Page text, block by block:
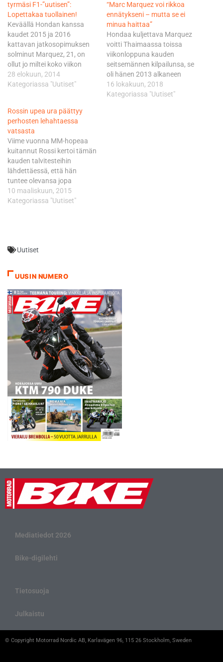
tyrmäsi F1-”uutisen”:
Lopettakaa tuollainen!
Keväällä Hondan kanssa
kaudet 2015 ja 2016
kattavan jatkosopimuksen
solminut Marquez, 21, on
ollut jo miltei koko viikon
brittimedian pyörityksessä.
Kysymyksiä on sadellut
viitaten Valentino Rossin
takavuosien vierailuun
Ferrarin ratissa. - Minulta
kysyttiin, haluanko kokeilla
F1-autoa. Vastasin, että
mikä ettei sitten joskus.…
28 elokuun, 2014
Kategoriassa "Uutiset"
“Marc Marquez voi rikkoa
ennätykseni – mutta se ei
minua haittaa”
Hondaa kuljettava Marquez
voitti Thaimaassa toissa
viikonloppuna kauden
seitsemännen kilpailunsa, se
oli hänen 2013 alkaneen
MotoGP-uransa 42. voitto.
Marquez on jo
16 lokakuun, 2018
Kategoriassa "Uutiset"
Rossin upea ura päättyy
perhosten lehahtaessa
vatsasta
Viime vuonna MM-hopeaa
kuitannut Rossi kertoi tämän
kauden talvitesteihin
lähdettäessä, että hän
tuntee olevansa jopa
paremmassa terässä kuin
koskaan aiemmin pitkällä
tässä vaiheessa ajatusta
- GP-viikonvaihteina pahinta
on aamun warm up-session
ja…
10 maaliskuun, 2015
Kategoriassa "Uutiset"
Uutiset
UUSIN NUMERO
Mediatiedot 2026
Bike-digilehti
Tietosuoja
Julkaistu
© Copyright Motorrad Nordic AB, Karlavägen 96, 115 26 Stockholm, Sweden